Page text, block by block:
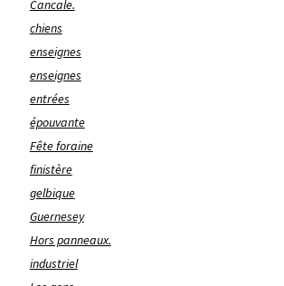
Cancale.
chiens
enseignes
enseignes
entrées
épouvante
Fête foraine
finistère
gelbique
Guernesey
Hors panneaux.
industriel